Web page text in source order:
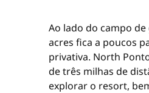
Ao lado do campo
acres fica a poucos
privativa. North
de três milhas de
explorar o resort,